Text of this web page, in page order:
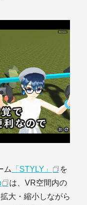
ム 「STYLY」
を
は、VR空間内の
大・縮小しながら